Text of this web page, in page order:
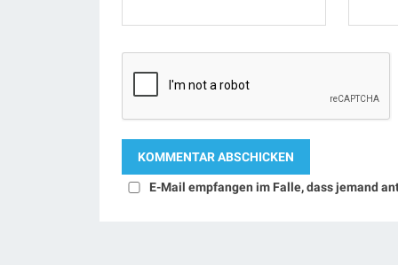
E-Mail empfangen im Falle, dass jemand